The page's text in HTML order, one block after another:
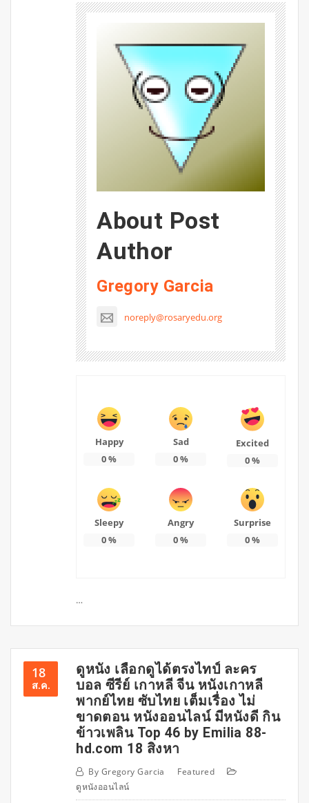
About Post
Author
Gregory Garcia
noreply@rosaryedu.org
Happy
0%
Sad
0%
Excited
0%
Sleepy
0%
Angry
0%
Surprise
0%
…
18
ส.ค.
ดูหนัง เลือกดูได้ตรงไทป์ ละคร
บอล ซีรีย์ เกาหลี จีน หนังเกาหลี
พากย์ไทย ซับไทย เต็มเรื่อง ไม่
ขาดตอน หนังออนไลน์ มีหนังดี กิน
ข้าวเพลิน Top 46 by Emilia 88-
hd.com 18 สิงหา
By Gregory Garcia
Featured
ดูหนังออนไลน์